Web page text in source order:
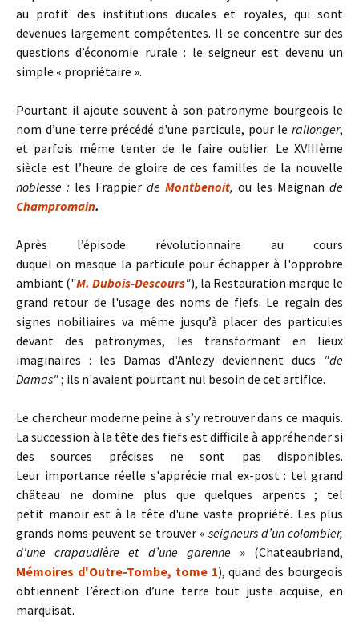
au profit des institutions ducales et royales, qui sont
devenues largement compétentes. Il se concentre sur des
questions d’économie rurale : le seigneur est devenu un
simple « propriétaire ».
Pourtant il ajoute souvent à son patronyme bourgeois le
nom d’une terre précédé d'une particule, pour le rallonger,
et parfois même tenter de le faire oublier. Le XVIIIème
siècle est l’heure de gloire de ces familles de la nouvelle
noblesse : les Frappier de Montbenoit, ou les Maignan de
Champromain.
Après l’épisode révolutionnaire au cours
duquel on masque la particule pour échapper à l'opprobre
ambiant ("M. Dubois-Descours"), la Restauration marque le
grand retour de l'usage des noms de fiefs. Le regain des
signes nobiliaires va même jusqu’à placer des particules
devant des patronymes, les transformant en lieux
imaginaires : les Damas d'Anlezy deviennent ducs "de
Damas"; ils n'avaient pourtant nul besoin de cet artifice.
Le chercheur moderne peine à s’y retrouver dans ce maquis.
La succession à la tête des fiefs est difficile à appréhender si
des sources précises ne sont pas disponibles.
Leur importance réelle s'apprécie mal ex-post : tel grand
château ne domine plus que quelques arpents ; tel
petit manoir est à la tête d'une vaste propriété. Les plus
grands noms peuvent se trouver « seigneurs d’un colombier,
d'une crapaudière et d’une garenne» (Chateaubriand,
Mémoires d'Outre-Tombe, tome 1), quand des bourgeois
obtiennent l’érection d’une terre tout juste acquise, en
marquisat.